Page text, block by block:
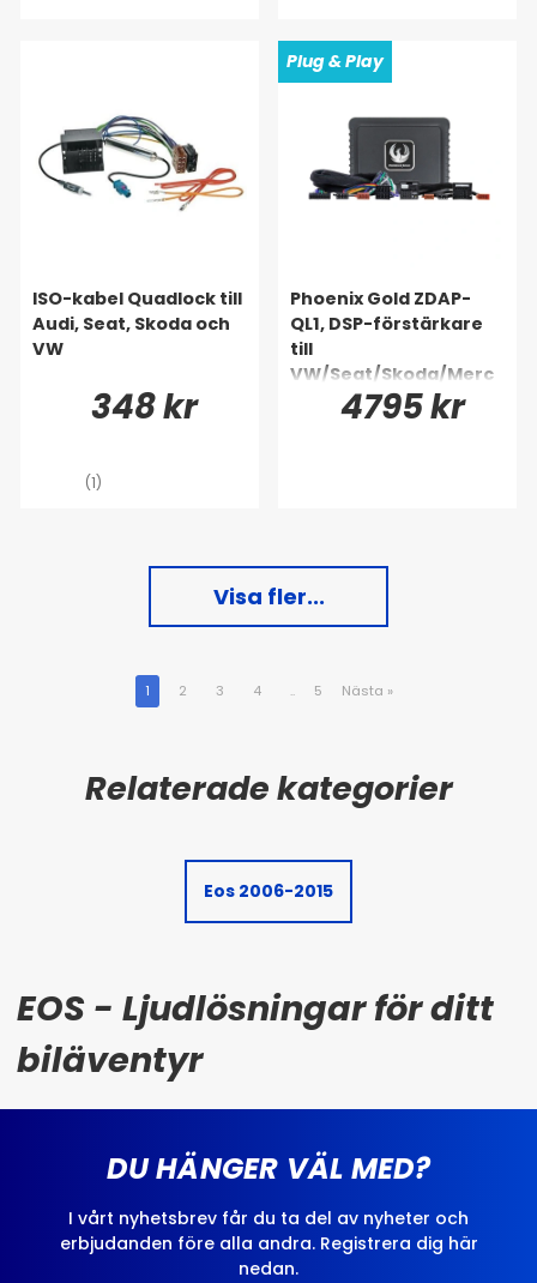
ISO-kabel Quadlock till
Audi, Seat, Skoda och
VW
348 kr
(1)
Plug & Play
Phoenix Gold ZDAP-
QL1, DSP-förstärkare
till
VW/Seat/Skoda/Merc
edes m.fl. 1998-2020
4795 kr
Visa fler...
1 2 3 4 .. 5 Nästa »
Eos 2006-2015
EOS - Ljudlösningar för ditt
biläventyr
DU HÄNGER VÄL MED?
I vårt nyhetsbrev får du ta del av nyheter och
erbjudanden före alla andra. Registrera dig här
nedan.